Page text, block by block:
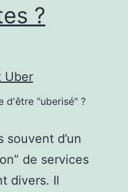
?
d'être "uberisé" ?
souvent d’un
de services
divers. Il